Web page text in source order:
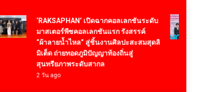
‘RAKSAPHAN’ เปิดฉากคอลเลกชันระดับ
มาสเตอร์พีซคอลเลกชันแรก รังสรรค์
“ผ้าลายน้ำไหล” สู่ชิ้นงานศิลปะสะสมสุดลิ
มิเต็ด ถ่ายทอดภูมิปัญญาท้องถิ่นสู่
สุนทรียภาพระดับสากล
2 วัน ago